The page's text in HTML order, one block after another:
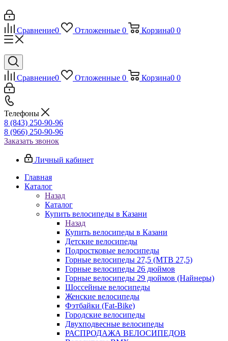
Сравнение0 Отложенные 0 Корзина0 0
Сравнение0 Отложенные 0 Корзина0 0
Телефоны
8 (843) 250-90-96
8 (966) 250-90-96
Заказать звонок
Личный кабинет
Главная
Каталог
Назад
Каталог
Купить велосипеды в Казани
Назад
Купить велосипеды в Казани
Детские велосипеды
Подростковые велосипеды
Горные велосипеды 27,5 (MTB 27,5)
Горные велосипеды 26 дюймов
Горные велосипеды 29 дюймов (Найнеры)
Шоссейные велосипеды
Женские велосипеды
Фэтбайки (Fat-Bike)
Городские велосипеды
Двухподвесные велосипеды
РАСПРОДАЖА ВЕЛОСИПЕДОВ